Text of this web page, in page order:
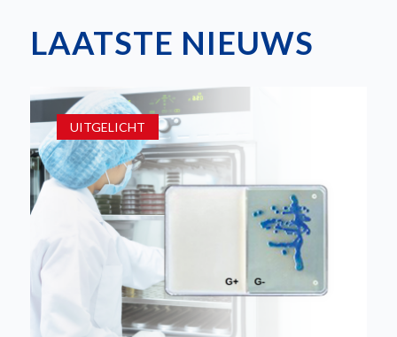
LAATSTE NIEUWS
UITGELICHT